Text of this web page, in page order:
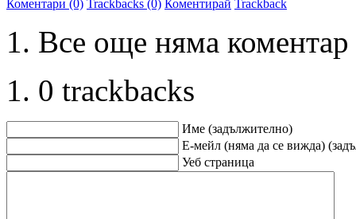
Коментари (0) Trackbacks (0) Коментирай Trackback
Все още няма коментар
0 trackbacks
Име (задължително)
Е-мейл (няма да се вижда)
Уеб страница